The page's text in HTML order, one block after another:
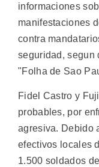
informaciones
manifestaciones
contra
seguridad, segun
"Folha de Sao
Fidel Castro y
probables, por
agresiva. Debido
efectivos locales
1.500 soldados